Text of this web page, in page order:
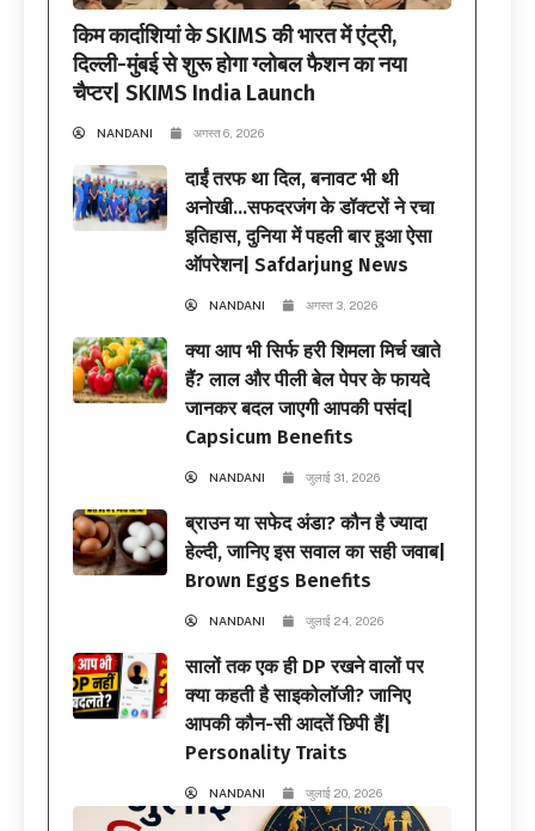
किम कार्दाशियां के SKIMS की भारत में एंट्री,
दिल्ली-मुंबई से शुरू होगा ग्लोबल फैशन का नया
चैप्टर| SKIMS India Launch
NANDANI अगस्त 6, 2026
दाईं तरफ था दिल, बनावट भी थी
अनोखी…सफदरजंग के डॉक्टरों ने रचा
इतिहास, दुनिया में पहली बार हुआ ऐसा
ऑपरेशन| Safdarjung News
NANDANI अगस्त 3, 2026
क्या आप भी सिर्फ हरी शिमला मिर्च खाते
हैं? लाल और पीली बेल पेपर के फायदे
जानकर बदल जाएगी आपकी पसंद|
Capsicum Benefits
NANDANI जुलाई 31, 2026
ब्राउन या सफेद अंडा? कौन है ज्यादा
हेल्दी, जानिए इस सवाल का सही जवाब|
Brown Eggs Benefits
NANDANI जुलाई 24, 2026
सालों तक एक ही DP रखने वालों पर
क्या कहती है साइकोलॉजी? जानिए
आपकी कौन-सी आदतें छिपी हैं|
Personality Traits
NANDANI जुलाई 20, 2026